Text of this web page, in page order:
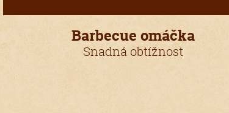
Barbecue omáčka
Snadná obtížnost